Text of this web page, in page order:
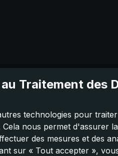
Traitement des
technologies pour
nous permet d'assurer
des mesures et des
sur « Tout accepter »,